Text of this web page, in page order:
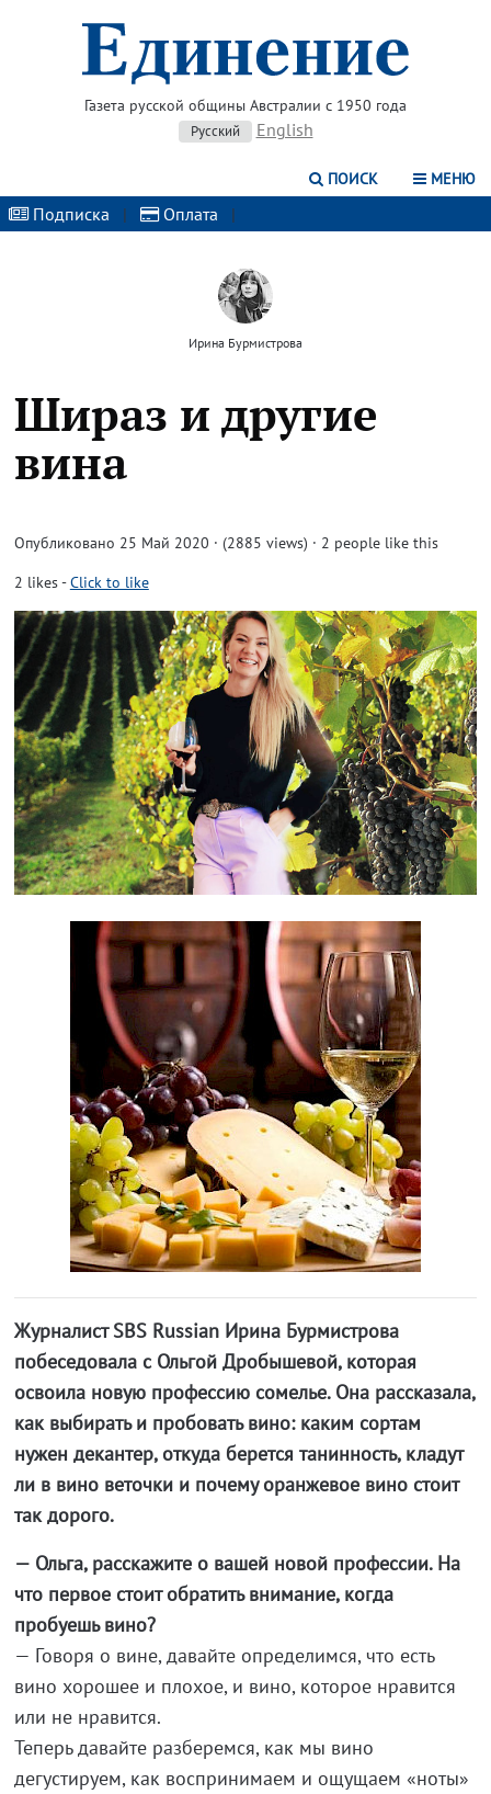
Газета русской общины Австралии с 1950 года
Русский English
ПОИСК МЕНЮ
Подписка | Оплата |
Ирина Бурмистрова
Шираз и другие
вина
Опубликовано 25 Май 2020 · (2885 views) · 2 people like this
2 likes-Click to like
Журналист SBS Russian Ирина Бурмистрова
побеседовала с Ольгой Дробышевой, которая
освоила новую профессию сомелье. Она рассказала,
как выбирать и пробовать вино: каким сортам
нужен декантер, откуда берется танинность, кладут
ли в вино веточки и почему оранжевое вино стоит
так дорого.
— Ольга, расскажите о вашей новой профессии. На
что первое стоит обратить внимание, когда
пробуешь вино?
— Говоря о вине, давайте определимся, что есть
вино хорошее и плохое, и вино, которое нравится
или не нравится.
Теперь давайте разберемся, как мы вино
дегустируем, как воспринимаем и ощущаем «ноты»